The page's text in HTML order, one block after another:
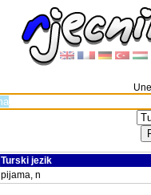
Turski jezik
pijama, n